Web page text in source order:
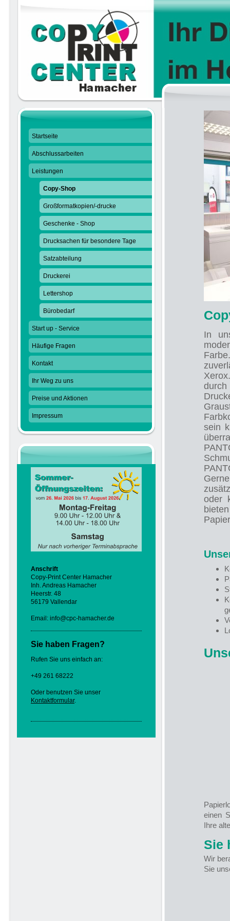
In
sein
oder
einen
Ihre
Sie
Wir
Sie
Startseite
Abschlussarbeiten
Leistungen
Copy-Shop
Großformatkopien/-drucke
Geschenke - Shop
Drucksachen für besondere Tage
Satzabteilung
Druckerei
Lettershop
Bürobedarf
Start up - Service
Häufige Fragen
Kontakt
Ihr Weg zu uns
Preise und Aktionen
Impressum
Anschrift
Copy-Print Center Hamacher
Inh. Andreas Hamacher
Heerstr. 48
56179 Vallendar
Email: info@cpc-hamacher.de
Sie haben Fragen?
Rufen Sie uns einfach an:
+49 261 68222
Oder benutzen Sie unser
Kontaktformular.